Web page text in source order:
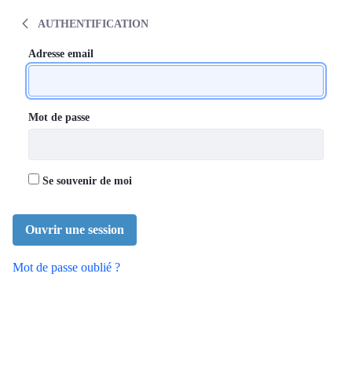
AUTHENTIFICATION
Authentification
Authentification
Adresse email
Mot de passe
Se souvenir de moi
Ouvrir une session
Mot de passe oublié ?